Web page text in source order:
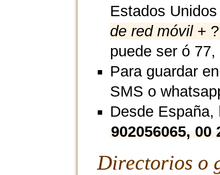
Estados
de red móvil+
puede ser ó
Para guardar
SMS o
Desde
902056065,
Directorios o